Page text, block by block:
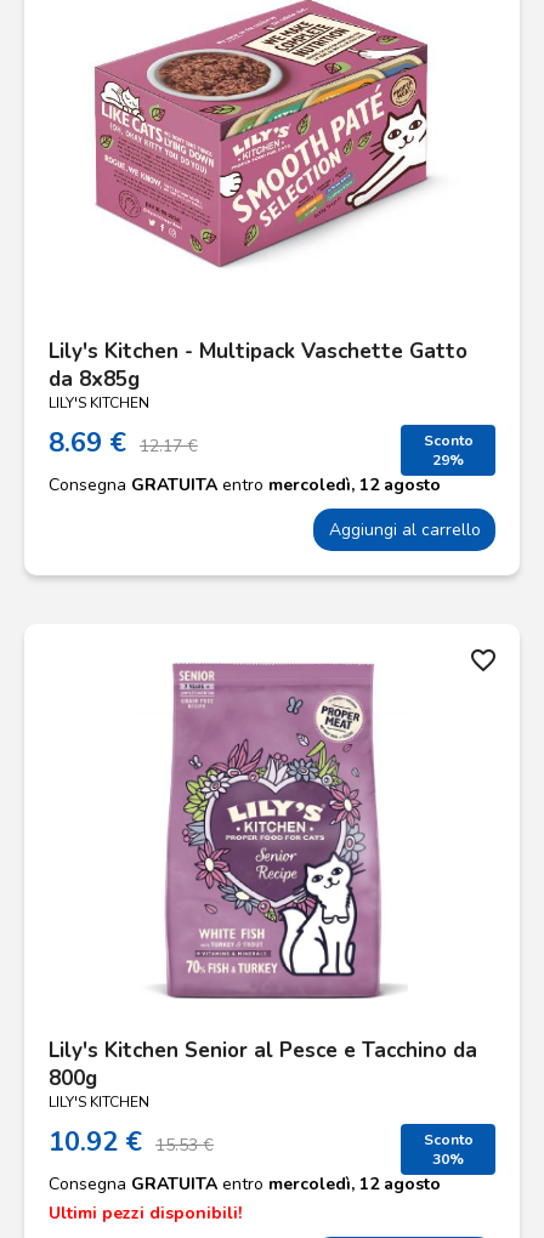
Lily's Kitchen - Multipack Vaschette Gatto
da 8x85g
LILY'S KITCHEN
8.69 € 12.17 €
Sconto
29%
Consegna GRATUITA entro mercoledì, 12 agosto
Aggiungi al carrello
favorite_border
Lily's Kitchen Senior al Pesce e Tacchino da
800g
LILY'S KITCHEN
10.92 € 15.53 €
Sconto
30%
Consegna GRATUITA entro mercoledì, 12 agosto
Ultimi pezzi disponibili!